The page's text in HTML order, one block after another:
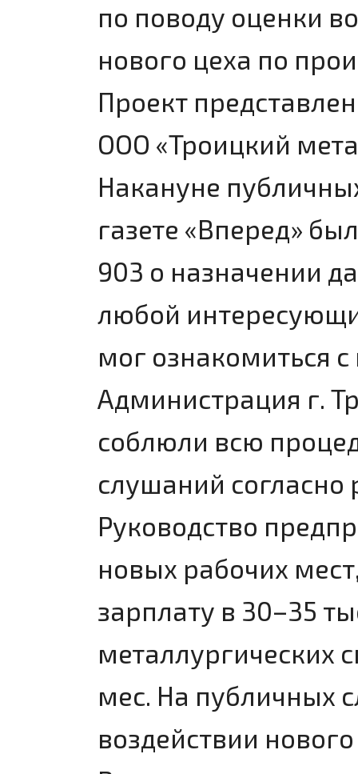
по поводу оценки
нового цеха по
Проект представлен
ООО «Троицкий
Накануне
газете «Вперед»
903 о назначении
любой
мог ознакомиться
Администрация г.
соблюли всю
слушаний согласно
Руководство
новых рабочих
зарплату в 30–35
металлургических
мес. На публичных
воздействии